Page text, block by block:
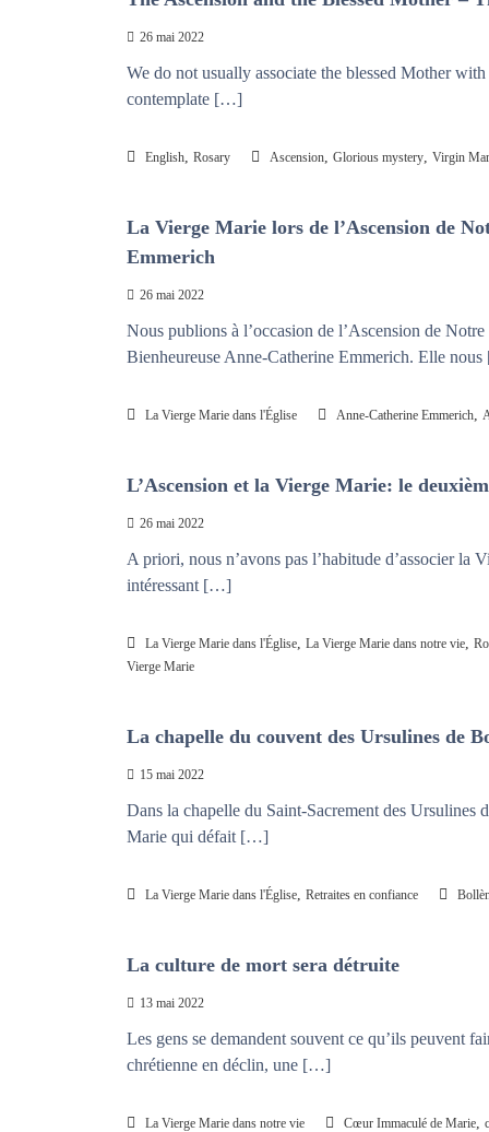
26 mai 2022
We do not usually associate the blessed Mother
contemplate […]
English, Rosary Ascension, Glorious mystery, Virgin
La Vierge Marie lors de l’Ascension de
Emmerich
26 mai 2022
Nous publions à l’occasion de l’Ascension de
Bienheureuse Anne-Catherine Emmerich. Elle
La Vierge Marie dans l'Église Anne-Catherine Emmerich,
L’Ascension et la Vierge Marie: le
26 mai 2022
A priori, nous n’avons pas l’habitude d’associer la
intéressant […]
La Vierge Marie dans l'Église, La Vierge Marie dans notre vie,
Vierge Marie
La chapelle du couvent des Ursulines de
15 mai 2022
Dans la chapelle du Saint-Sacrement des Ursulines
Marie qui défait […]
La Vierge Marie dans l'Église, Retraites en confiance
La culture de mort sera détruite
13 mai 2022
Les gens se demandent souvent ce qu’ils peuvent
chrétienne en déclin, une […]
La Vierge Marie dans notre vie Cœur Immaculé de Marie,